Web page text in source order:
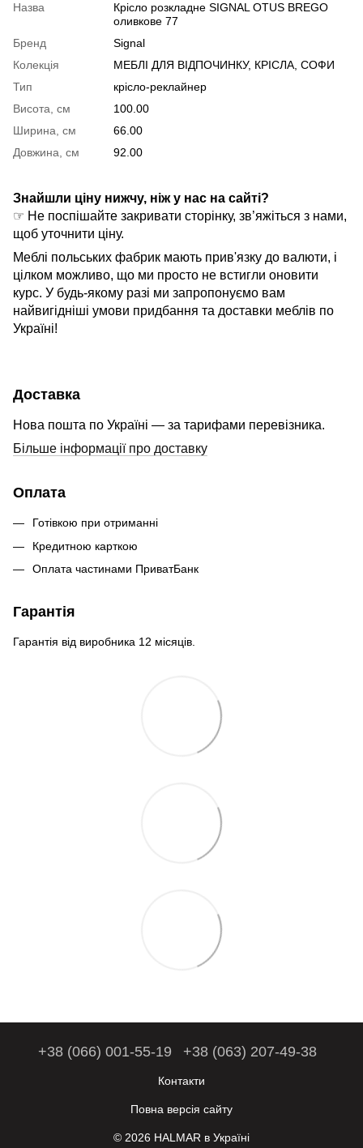
Назва
Крісло розкладне SIGNAL OTUS BREGO
оливкове 77
Бренд
Signal
Колекція
МЕБЛІ ДЛЯ ВІДПОЧИНКУ, КРІСЛА, СОФИ
Тип
крісло-реклайнер
Висота, см
100.00
Ширина, см
66.00
Довжина, см
92.00
Знайшли ціну нижчу, ніж у нас на сайті?
☞ Не поспішайте закривати сторінку, зв’яжіться з нами,
щоб уточнити ціну.
Меблі польських фабрик мають прив'язку до валюти, і
цілком можливо, що ми просто не встигли оновити
курс. У будь-якому разі ми запропонуємо вам
найвигідніші умови придбання та доставки меблів по
Україні!
Доставка
Нова пошта по Україні — за тарифами перевізника.
Більше інформації про доставку
Оплата
Готівкою при отриманні
Кредитною карткою
Оплата частинами ПриватБанк
Гарантія
Гарантія від виробника 12 місяців.
+38 (066) 001-55-19 +38 (063) 207-49-38
Контакти
Повна версія сайту
© 2026 HALMAR в Україні